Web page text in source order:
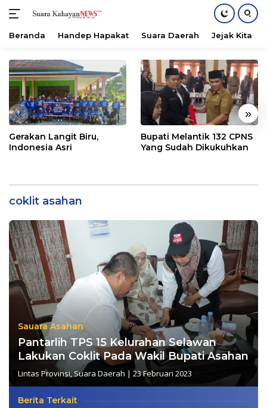
konten
Beranda Handep Hapakat Suara Daerah Jejak Kita
« »
Gerakan Langit Biru,
Indonesia Asri
Bupati Melantik 132 CPNS
Yang Sudah Dikukuhkan
coklit asahan
Sauara Asahan
Pantarlih TPS 15 Kelurahan Selawan
Lakukan Coklit Pada Wakil Bupati Asahan
Lintas Provinsi, Suara Daerah | 23 Februari 2023
Berita Terkait